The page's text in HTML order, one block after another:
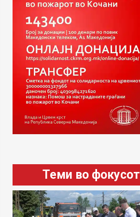
Теми во фокусот